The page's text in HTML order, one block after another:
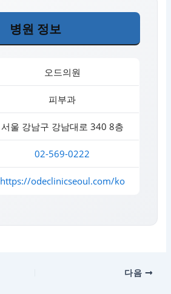
병원 정보
오드의원
피부과
서울 강남구 강남대로 340 8층
02-569-0222
https://odeclinicseoul.com/ko
다음